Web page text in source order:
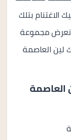
الاغتنام بتلك
نعرض مجموعة
لين العاصمة
العاصمة